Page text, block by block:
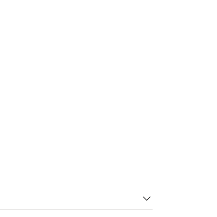
шероховатой поверхностью от розового до